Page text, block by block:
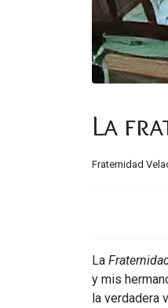
La
Fraternidad
La
y mis
la verdadera